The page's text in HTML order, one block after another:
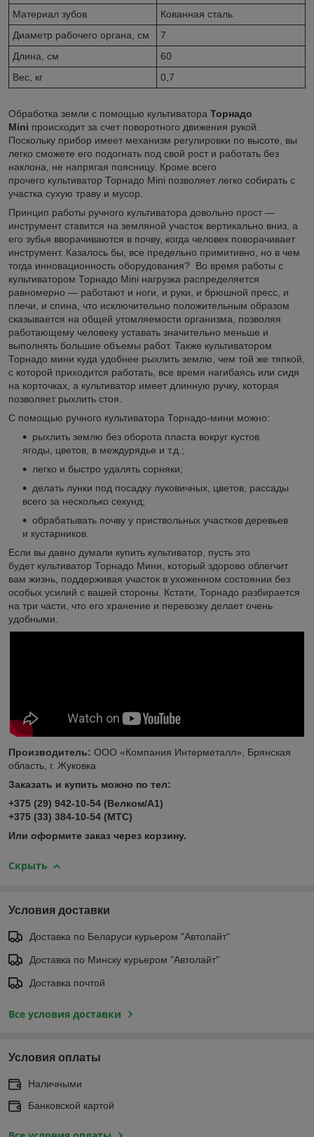
Материал зубов
Кованная сталь
Диаметр рабочего органа, см
7
Длина, см
60
Вес, кг
0,7
Обработка земли с помощью культиватора Торнадо
Mini происходит за счет поворотного движения рукой.
Поскольку прибор имеет механизм регулировки по высоте, вы
легко сможете его подогнать под свой рост и работать без
наклона, не напрягая поясницу. Кроме всего
прочего культиватор Торнадо Mini позволяет легко собирать с
участка сухую траву и мусор.
Принцип работы ручного культиватора довольно прост —
инструмент ставится на земляной участок вертикально вниз, а
его зубья вворачиваются в почву, когда человек поворачивает
инструмент. Казалось бы, все предельно примитивно, но в чем
тогда инновационность оборудования? Во время работы с
культиватором Торнадо Mini нагрузка распределяется
равномерно — работают и ноги, и руки, и брюшной пресс, и
плечи, и спина, что исключительно положительным образом
сказывается на общей утомляемости организма, позволяя
работающему человеку уставать значительно меньше и
выполнять большие объемы работ. Также культиватором
Торнадо мини куда удобнее рыхлить землю, чем той же тяпкой,
с которой приходится работать, все время нагибаясь или сидя
на корточках, а культиватор имеет длинную ручку, которая
позволяет рыхлить стоя.
С помощью ручного культиватора Торнадо-мини можно:
рыхлить землю без оборота пласта вокруг кустов
ягоды, цветов, в междурядье и т.д.;
легко и быстро удалять сорняки;
делать лунки под посадку луковичных, цветов, рассады
всего за несколько секунд;
обрабатывать почву у приствольных участков деревьев
и кустарников.
Если вы давно думали купить культиватор, пусть это
будет культиватор Торнадо Мини, который здорово облегчит
вам жизнь, поддерживая участок в ухоженном состоянии без
особых усилий с вашей стороны. Кстати, Торнадо разбирается
на три части, что его хранение и перевозку делает очень
удобными.
Производитель: ООО «Компания Интерметалл», Брянская
область, г. Жуковка
Заказать и купить можно по тел:
+375 (29) 942-10-54 (Велком/А1)
+375 (33) 384-10-54 (МТС)
Или оформите заказ через корзину.
Скрыть
Условия доставки
Доставка по Беларуси курьером "Автолайт"
Доставка по Минску курьером "Автолайт"
Доставка почтой
Все условия доставки
Условия оплаты
Наличными
Банковской картой